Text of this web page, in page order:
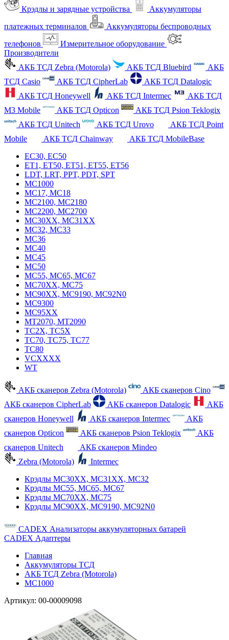
Крэдлы и зарядные устройства
Аккумуляторы
платежных терминалов
Аккумуляторы беспроводных
телефонов
Измерительное оборудование
Производители
АКБ ТСД Zebra (Motorola)
АКБ ТСД Bluebird
АКБ
ТСД Casio
АКБ ТСД CipherLab
АКБ ТСД Datalogic
АКБ ТСД Honeywell
АКБ ТСД Intermec
АКБ ТСД
M3 Mobile
АКБ ТСД Opticon
АКБ ТСД Psion Teklogix
АКБ ТСД Unitech
АКБ ТСД Urovo
АКБ ТСД Point
Mobile
АКБ ТСД Chainway
АКБ ТСД MobileBase
EC30, EC50
ET1, ET50, ET51, ET55, ET56
LDT, LRT, PPT, PDT, SPT
MC1000
MC17, MC18
MC2100, MC2180
MC2200, MC2700
MC30XX, MC31XX
MC32, MC33
MC36
MC40
MC45
MC50
MC55, MC65, MC67
MC70XX, MC75
MC90XX, MC9190, MC92N0
MC9300
MC95XX
MT2070, MT2090
TC2X, TC5X
TC70, TC75, TC77
TC80
VCXXXX
WT
АКБ сканеров Zebra (Motorola)
АКБ сканеров Cino
АКБ сканеров CipherLab
АКБ сканеров Datalogic
АКБ
сканеров Honeywell
АКБ сканеров Intermec
АКБ
сканеров Opticon
АКБ сканеров Psion Teklogix
АКБ
сканеров Unitech
АКБ сканеров Mindeo
Zebra (Motorola)
Intermec
Крэдлы MC30XX, MC31XX, MC32
Крэдлы MC55, MC65, MC67
Крэдлы MC70XX, MC75
Крэдлы MC90XX, MC9190, MC92N0
CADEX Анализаторы аккумуляторных батарей
CADEX Адаптеры
Главная
Аккумуляторы ТСД
АКБ ТСД Zebra (Motorola)
MC1000
Артикул: 00-00009098